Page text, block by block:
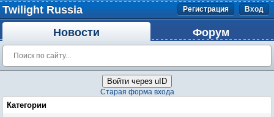
Twilight Russia Регистрация Вход
Новости Форум
Войти через uID
Старая форма входа
Категории